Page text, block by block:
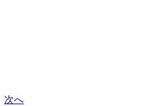
次へ